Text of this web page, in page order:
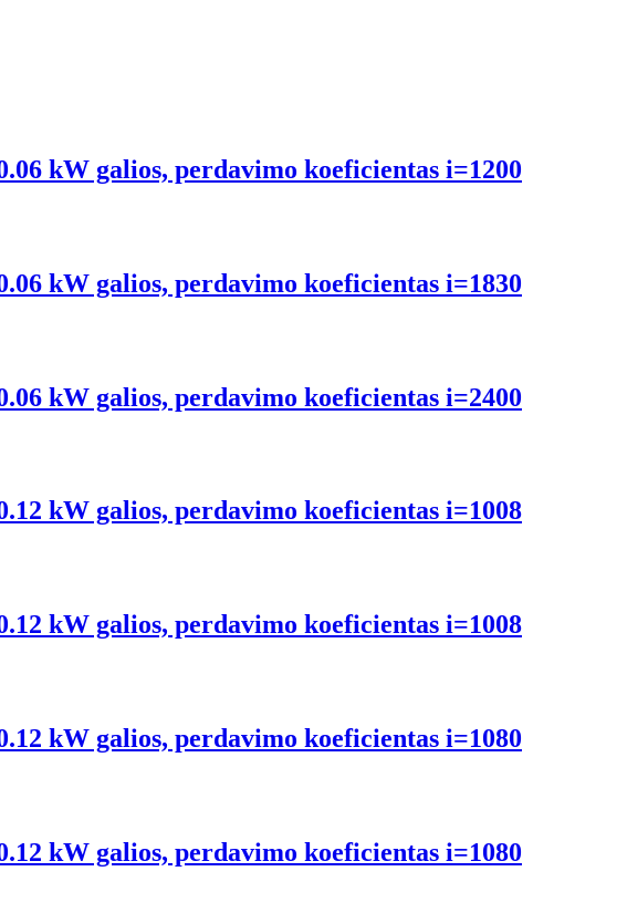
kW galios, perdavimo koeficientas i=1200
kW galios, perdavimo koeficientas i=1830
kW galios, perdavimo koeficientas i=2400
kW galios, perdavimo koeficientas i=1008
kW galios, perdavimo koeficientas i=1008
kW galios, perdavimo koeficientas i=1080
kW galios, perdavimo koeficientas i=1080